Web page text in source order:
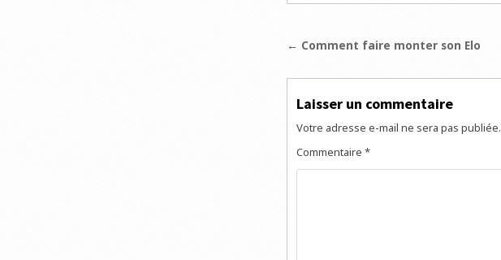
Navigation
l’article
← Comment faire monter son Elo
Laisser un commentaire
Votre adresse e-mail ne sera pas publiée.
Commentaire *